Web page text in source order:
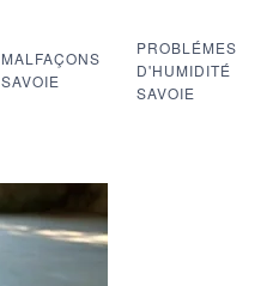
MALFAÇONS
SAVOIE
PROBLÉMES
D'HUMIDITÉ
SAVOIE